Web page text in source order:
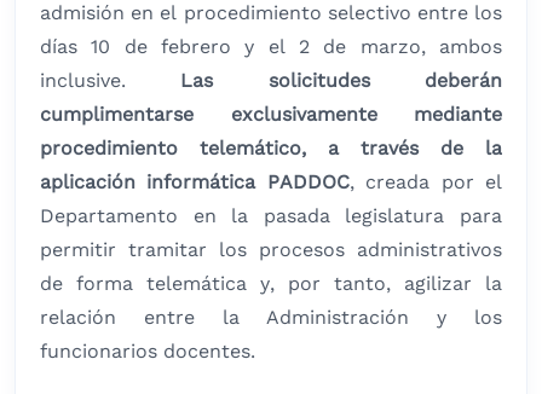
admisión en el procedimiento selectivo entre los
días 10 de febrero y el 2 de marzo, ambos
inclusive. Las solicitudes deberán
cumplimentarse exclusivamente mediante
procedimiento telemático, a través de la
aplicación informática PADDOC, creada por el
Departamento en la pasada legislatura para
permitir tramitar los procesos administrativos
de forma telemática y, por tanto, agilizar la
relación entre la Administración y los
funcionarios docentes.